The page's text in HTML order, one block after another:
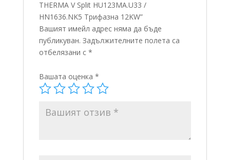
THERMA V Split HU123MA.U33 /
HN1636.NK5 Трифазна 12KW”
Вашият имейл адрес няма да бъде
публикуван. Задължителните полета са
отбелязани с *
Вашата оценка *